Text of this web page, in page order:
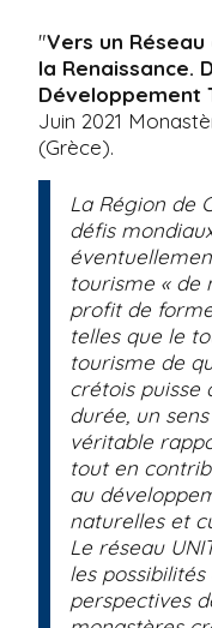
"Vers un
la Renaissance.
Développement
Juin 2021
(Grèce).
La Région de
défis
tourisme « de
profit de
telles que le
tourisme de
crétois puisse
durée, un
véritable
tout en
au
naturelles et
Le réseau
les
perspectives